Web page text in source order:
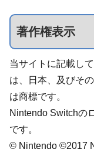
著作権表示
当サイトに記載し
は、日本、及びそ
は商標です。
Nintendo Switchの
です。
© Nintendo ©2017